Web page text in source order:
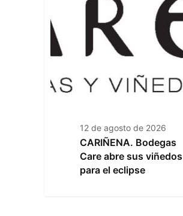
12 de agosto de 2026
CARIÑENA. Bodegas
Care abre sus viñedos
para el eclipse